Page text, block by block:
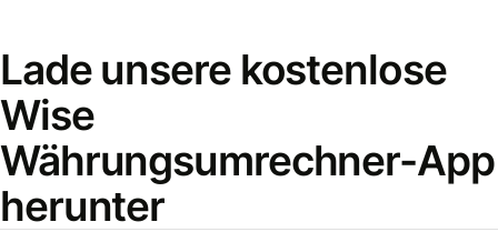
Lade unsere kostenlose
Wise
Währungsumrechner-App
herunter